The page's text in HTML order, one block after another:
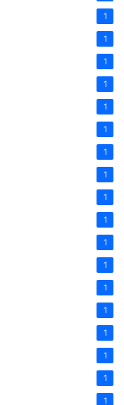
1
1
1
1
1
1
1
1
1
1
1
1
1
1
1
1
1
1